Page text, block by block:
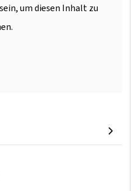
um diesen Inhalt zu